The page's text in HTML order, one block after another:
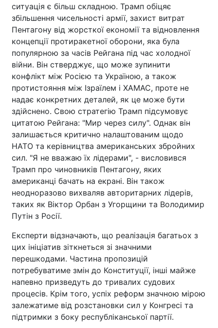
ситуація є більш складною. Трамп обіцяє
збільшення чисельності армії, захист витрат
Пентагону від жорсткої економії та відновлення
концепції протиракетної оборони, яка була
популярною за часів Рейгана під час холодної
війни. Він стверджує, що може зупинити
конфлікт між Росією та Україною, а також
протистояння між Ізраїлем і ХАМАС, проте не
надає конкретних деталей, як це може бути
здійснено. Свою стратегію Трамп підсумовує
цитатою Рейгана: "Мир через силу". Однак він
залишається критично налаштованим щодо
НАТО та керівництва американських збройних
сил. "Я не вважаю їх лідерами", - висловився
Трамп про чиновників Пентагону, яких
американці бачать на екрані. Він також
неодноразово вихваляв авторитарних лідерів,
таких як Віктор Орбан з Угорщини та Володимир
Путін з Росії.
Експерти відзначають, що реалізація багатьох з
цих ініціатив зіткнеться зі значними
перешкодами. Частина пропозицій
потребуватиме змін до Конституції, інші майже
напевно призведуть до тривалих судових
процесів. Крім того, успіх реформ значною мірою
залежатиме від розстановки сил у Конгресі та
підтримки з боку республіканської партії.